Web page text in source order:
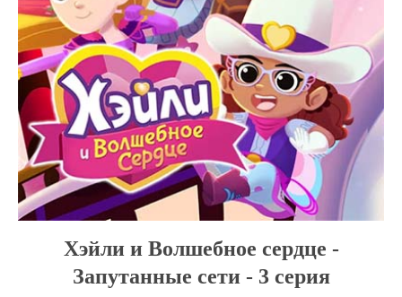
Хэйли и Волшебное сердце -
Запутанные сети - 3 серия